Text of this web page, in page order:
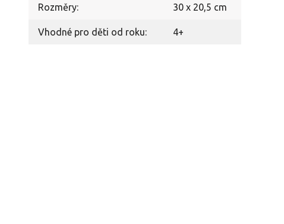
Rozměry: 30 x 20,5 cm
Vhodné pro děti od roku: 4+